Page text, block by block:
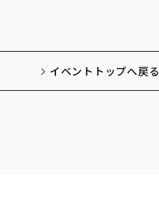
イベントトップへ戻る